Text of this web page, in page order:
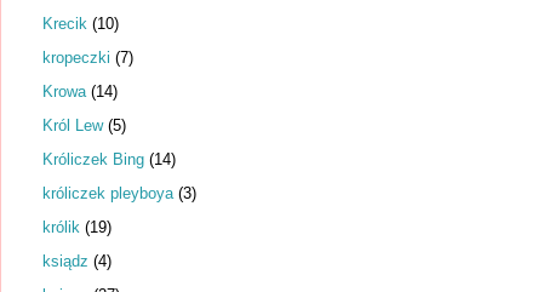
Krecik (10)
kropeczki (7)
Krowa (14)
Król Lew (5)
Króliczek Bing (14)
króliczek pleyboya (3)
królik (19)
ksiądz (4)